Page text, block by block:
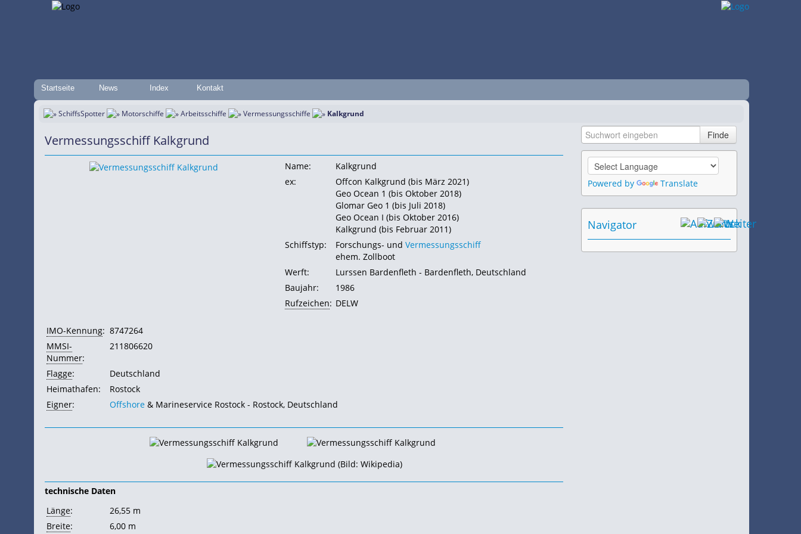
Startseite News Index Kontakt
SchiffsSpotter Motorschiffe Arbeitsschiffe Vermessungsschiffe Kalkgrund
Vermessungsschiff Kalkgrund
Name:
Kalkgrund
ex:
Offcon Kalkgrund (bis März 2021)
Geo Ocean 1 (bis Oktober 2018)
Glomar Geo 1 (bis Juli 2018)
Geo Ocean I (bis Oktober 2016)
Kalkgrund (bis Februar 2011)
Schiffstyp:
Forschungs- und Vermessungsschiff
ehem. Zollboot
Werft:
Lurssen Bardenfleth - Bardenfleth, Deutschland
Baujahr:
1986
Rufzeichen: DELW
IMO-Kennung: 8747264
MMSI-
Nummer:
211806620
Flagge:
Deutschland
Heimathafen:
Rostock
Eigner: Offshore & Marineservice Rostock - Rostock, Deutschland
technische Daten
Länge:
26,55 m
Breite: 6,00 m
Powered by Translate
Navigator